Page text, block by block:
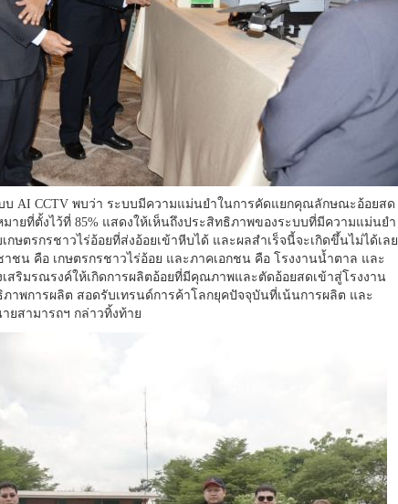
บ AI CCTV พบว่า ระบบมีความแม่นยำในการคัดแยกคุณลักษณะอ้อยสด
มายที่ตั้งไว้ที่ 85% แสดงให้เห็นถึงประสิทธิภาพของระบบที่มีความแม่นยำ
กษตรกรชาวไร่อ้อยที่ส่งอ้อยเข้าหีบได้ และผลสำเร็จนี้จะเกิดขึ้นไม่ได้เลย
ชน คือ เกษตรกรชาวไร่อ้อย และภาคเอกชน คือ โรงงานน้ำตาล และ
สริมรณรงค์ให้เกิดการผลิตอ้อยที่มีคุณภาพและตัดอ้อยสดเข้าสู่โรงงาน
าพการผลิต สอดรับเทรนด์การค้าโลกยุคปัจจุบันที่เน้นการผลิต และ
สามารถฯ กล่าวทิ้งท้าย